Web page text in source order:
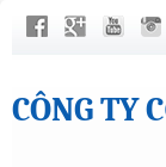
CÔNG TY